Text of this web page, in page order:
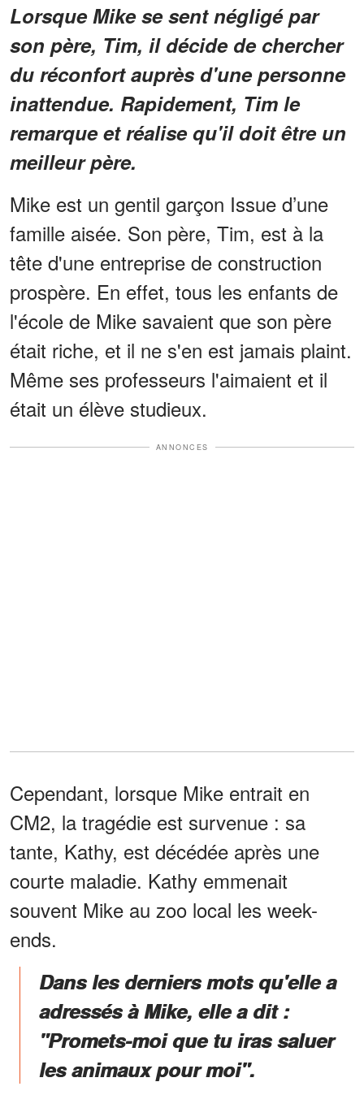
Lorsque Mike se sent négligé par
son père, Tim, il décide de chercher
du réconfort auprès d'une personne
inattendue. Rapidement, Tim le
remarque et réalise qu'il doit être un
meilleur père.
Mike est un gentil garçon Issue d’une
famille aisée. Son père, Tim, est à la
tête d'une entreprise de construction
prospère. En effet, tous les enfants de
l'école de Mike savaient que son père
était riche, et il ne s'en est jamais plaint.
Même ses professeurs l'aimaient et il
était un élève studieux.
ANNONCES
Cependant, lorsque Mike entrait en
CM2, la tragédie est survenue : sa
tante, Kathy, est décédée après une
courte maladie. Kathy emmenait
souvent Mike au zoo local les week-
ends.
Dans les derniers mots qu'elle a
adressés à Mike, elle a dit :
"Promets-moi que tu iras saluer
les animaux pour moi".